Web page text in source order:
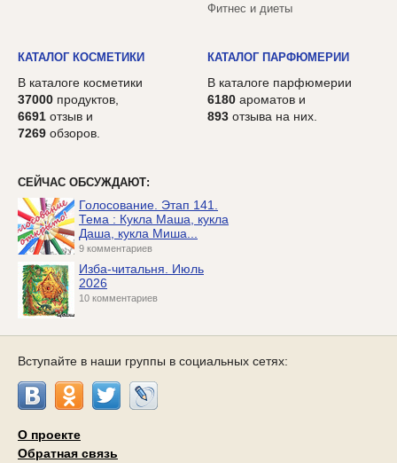
Фитнес и диеты
КАТАЛОГ КОСМЕТИКИ
В каталоге косметики
37000 продуктов,
6691 отзыв и
7269 обзоров.
КАТАЛОГ ПАРФЮМЕРИИ
В каталоге парфюмерии
6180 ароматов и
893 отзыва на них.
СЕЙЧАС ОБСУЖДАЮТ:
Голосование. Этап 141.
Тема : Кукла Маша, кукла
Даша, кукла Миша...
9 комментариев
Изба-читальня. Июль
2026
10 комментариев
Вступайте в наши группы в социальных сетях:
О проекте
Обратная связь